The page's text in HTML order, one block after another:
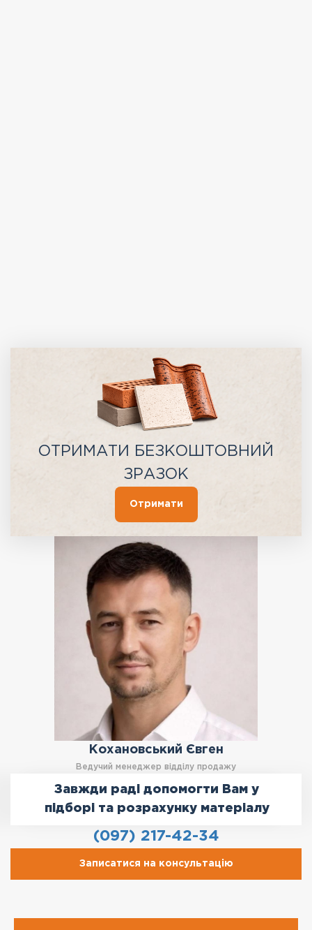
ОТРИМАТИ БЕЗКОШТОВНИЙ
ЗРАЗОК
Отримати
Кохановський Євген
Ведучий менеджер відділу продажу
Завжди раді допомогти Вам у
підборі та розрахунку матеріалу
(097) 217-42-34
Записатися на консультацію